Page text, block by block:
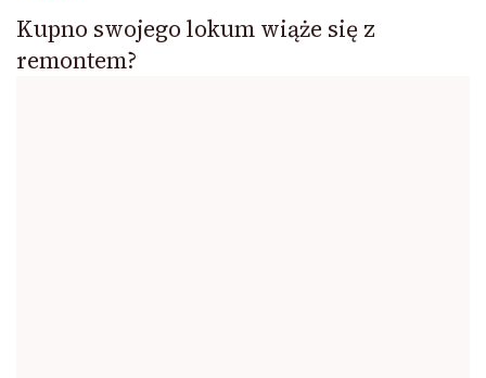
Kupno swojego lokum wiąże się z
remontem?